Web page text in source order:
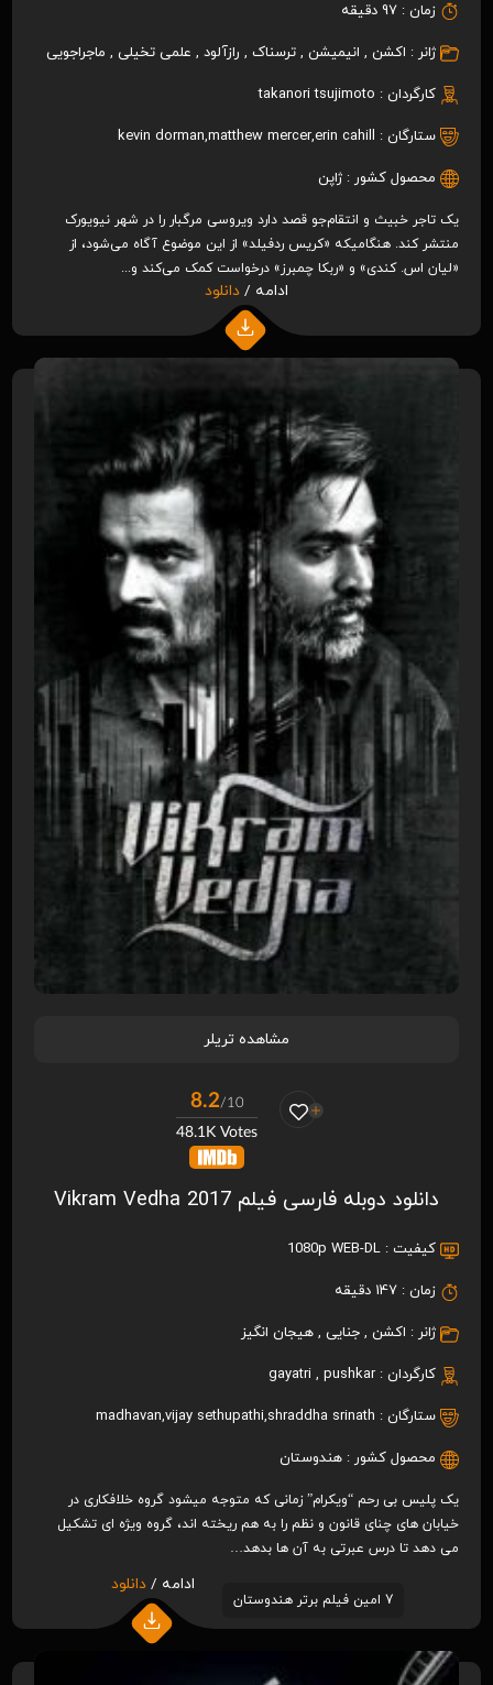
زمان : 97 دقیقه
ژانر : اکشن , انیمیشن ,ترسناک , رازآلود , علمی تخیلی , ماجراجویی
کارگردان : takanori tsujimoto
ستارگان : kevin dorman,matthew mercer,erin cahill
محصول کشور : ژاپن
یک تاجر خبیث و انتقام‌جو قصد دارد ویروسی مرگبار را در شهر نیویورک
منتشر کند. هنگامیکه «کریس ردفیلد» از این موضوع آگاه می‌شود، از
«لیان اس. کندی» و «ربکا چمبرز» درخواست کمک می‌کند و...
ادامه / دانلود
مشاهده تریلر
8.2/10
48.1K Votes
دانلود دوبله فارسی فیلم Vikram Vedha 2017
کیفیت : 1080p WEB-DL
زمان : 147 دقیقه
ژانر : اکشن ,جنایی ,هیجان انگیز
کارگردان : gayatri, pushkar
ستارگان : madhavan,vijay sethupathi,shraddha srinath
محصول کشور : هندوستان
یک پلیس بی رحم “ویکرام” زمانی که متوجه میشود گروه خلافکاری در
خیابان های چنای قانون و نظم را به هم ریخته اند، گروه ویژه ای تشکیل
می دهد تا درس عبرتی به آن ها بدهد…
7 امین فیلم برتر هندوستان
ادامه / دانلود